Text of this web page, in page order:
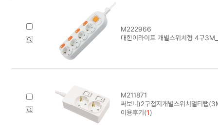
M222966
대한이라이트 개별스위치형 4구
M211871
써보니)2구접지개별스위치멀티탭
이용후기(1)